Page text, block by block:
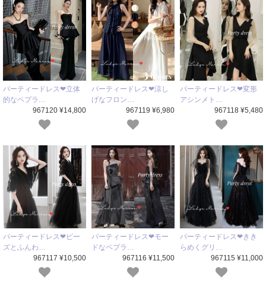
パーティードレス❤立体
的なペプラ…
967120 ¥14,800
パーティードレス❤涼し
げなフロン…
967119 ¥6,980
パーティードレス❤変形
アシンメト…
967118 ¥5,480
パーティードレス❤ビー
ズとふんわ…
967117 ¥10,500
パーティードレス❤モー
ドなペプラ…
967116 ¥11,500
パーティードレス❤きき
らめくグリ…
967115 ¥11,000